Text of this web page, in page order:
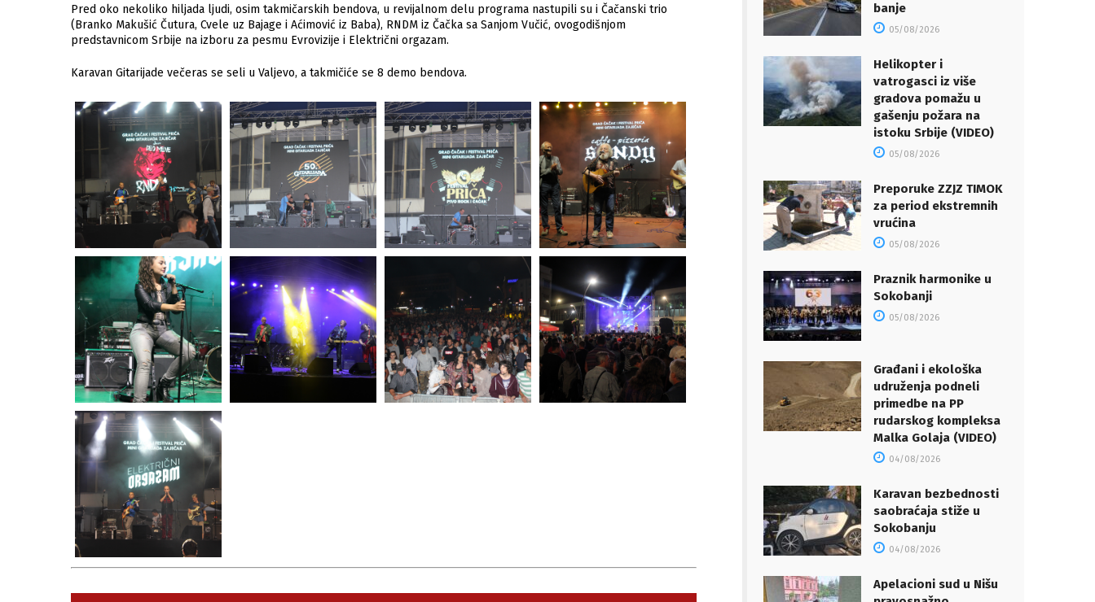
Pred oko nekoliko hiljada ljudi, osim takmičarskih bendova, u revijalnom delu programa nastupili su i Čačanski trio
(Branko Makušić Čutura, Cvele uz Bajage i Aćimović iz Baba), RNDM iz Čačka sa Sanjom Vučić, ovogodišnjom
predstavnicom Srbije na izboru za pesmu Evrovizije i Električni orgazam.
Karavan Gitarijade večeras se seli u Valjevo, a takmičiće se 8 demo bendova.
banje
05/08/2026
Helikopter i
vatrogasci iz više
gradova pomažu u
gašenju požara na
istoku Srbije (VIDEO)
05/08/2026
Preporuke ZZJZ TIMOK
za period ekstremnih
vrućina
05/08/2026
Praznik harmonike u
Sokobanji
05/08/2026
Građani i ekološka
udruženja podneli
primedbe na PP
rudarskog kompleksa
Malka Golaja (VIDEO)
04/08/2026
Karavan bezbednosti
saobraćaja stiže u
Sokobanju
04/08/2026
Apelacioni sud u Nišu